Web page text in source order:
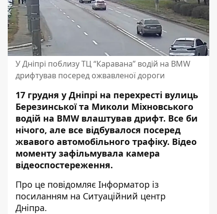
У Дніпрі поблизу ТЦ “Каравана” водій на BMW
дрифтував посеред ожвавленої дороги
17 грудня у Дніпрі на перехресті вулиць
Березинської та Миколи Міхновського
водій на BMW влаштував дрифт. Все би
нічого, але все відбувалося посеред
жвавого автомобільного трафіку. Відео
моменту зафільмувала камера
відеоспостереження.
Про це повідомляє Інформатор із
посиланням на Ситуаційний центр
Дніпра.